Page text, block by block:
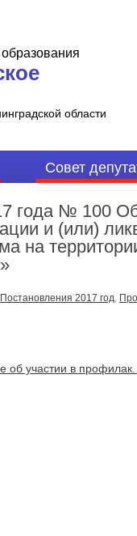
области
Совет
№ 100 Об
и (или)
на
Постановления 2017 год,
об участии в